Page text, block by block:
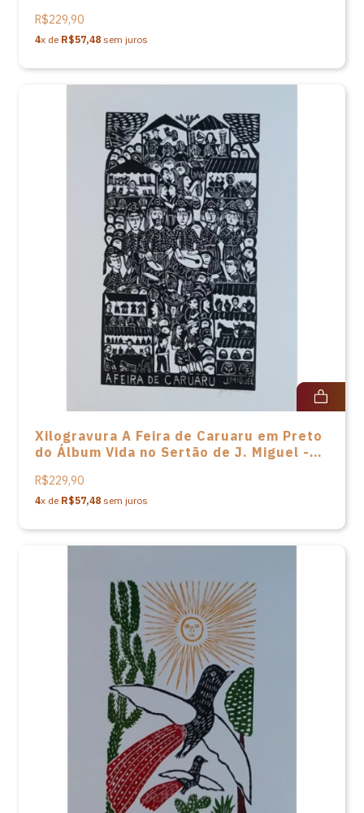
R$229,90
4x de R$57,48 sem juros
Xilogravura A Feira de Caruaru em Preto
do Álbum Vida no Sertão de J. Miguel -
R$229,90
4x de R$57,48 sem juros